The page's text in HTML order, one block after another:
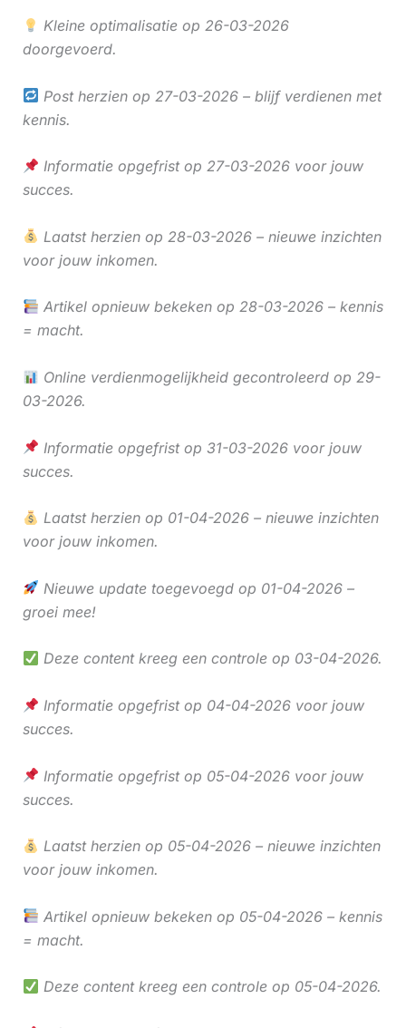
Kleine optimalisatie op 26-03-2026
doorgevoerd.
Post herzien op 27-03-2026 – blijf verdienen met
kennis.
Informatie opgefrist op 27-03-2026 voor jouw
succes.
Laatst herzien op 28-03-2026 – nieuwe inzichten
voor jouw inkomen.
Artikel opnieuw bekeken op 28-03-2026 – kennis
= macht.
Online verdienmogelijkheid gecontroleerd op 29-
03-2026.
Informatie opgefrist op 31-03-2026 voor jouw
succes.
Laatst herzien op 01-04-2026 – nieuwe inzichten
voor jouw inkomen.
Nieuwe update toegevoegd op 01-04-2026 –
groei mee!
Deze content kreeg een controle op 03-04-2026.
Informatie opgefrist op 04-04-2026 voor jouw
succes.
Informatie opgefrist op 05-04-2026 voor jouw
succes.
Laatst herzien op 05-04-2026 – nieuwe inzichten
voor jouw inkomen.
Artikel opnieuw bekeken op 05-04-2026 – kennis
= macht.
Deze content kreeg een controle op 05-04-2026.